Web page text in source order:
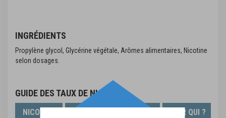
INGRÉDIENTS
Propylène glycol, Glycérine végétale, Arômes alimentaires, Nicotine
selon dosages.
GUIDE DES TAUX DE NICOTINE
NICOTINE POUR QUI ?